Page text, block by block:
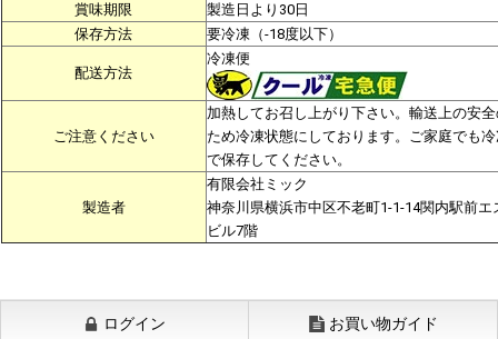
賞味期限
製造日より30日
保存方法
要冷凍（-18度以下）
配送方法
冷凍便
ご注意ください
加熱してお召し上がり下さい。輸送上の安
ため冷凍状態にしております。ご家庭でも
で保存してください。
製造者
有限会社ミック
神奈川県横浜市中区不老町1-1-14関内駅前エ
ビル7階
ログイン お買い物ガイド